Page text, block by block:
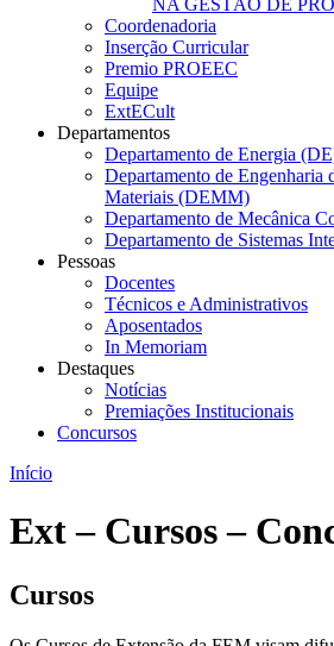
NA GESTÃO DE
Coordenadoria
Inserção Curricular
Premio PROEEC
Equipe
ExtECult
Departamentos
Departamento de Energia
Departamento de Engenharia
Materiais (DEMM)
Departamento de Mecânica
Departamento de Sistemas
Pessoas
Docentes
Técnicos e Administrativos
Aposentados
In Memoriam
Destaques
Notícias
Premiações Institucionais
Concursos
Início
Ext – Cursos –
Cursos